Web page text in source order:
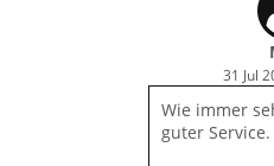
31 Jul
Wie immer
guter Service.